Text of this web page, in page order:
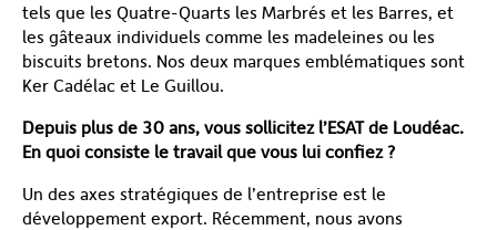
tels que les Quatre-Quarts les Marbrés et les Barres, et
les gâteaux individuels comme les madeleines ou les
biscuits bretons. Nos deux marques emblématiques sont
Ker Cadélac et Le Guillou.
Depuis plus de 30 ans, vous sollicitez l’ESAT de Loudéac.
En quoi consiste le travail que vous lui confiez ?
Un des axes stratégiques de l’entreprise est le
développement export. Récemment, nous avons